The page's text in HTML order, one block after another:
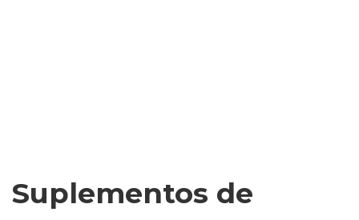
Suplementos de